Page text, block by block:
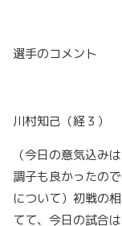
選手のコメント
川村知己（経３）
（今日の意気込み
調子も良かったの
について）初戦の
てて、今日の試合